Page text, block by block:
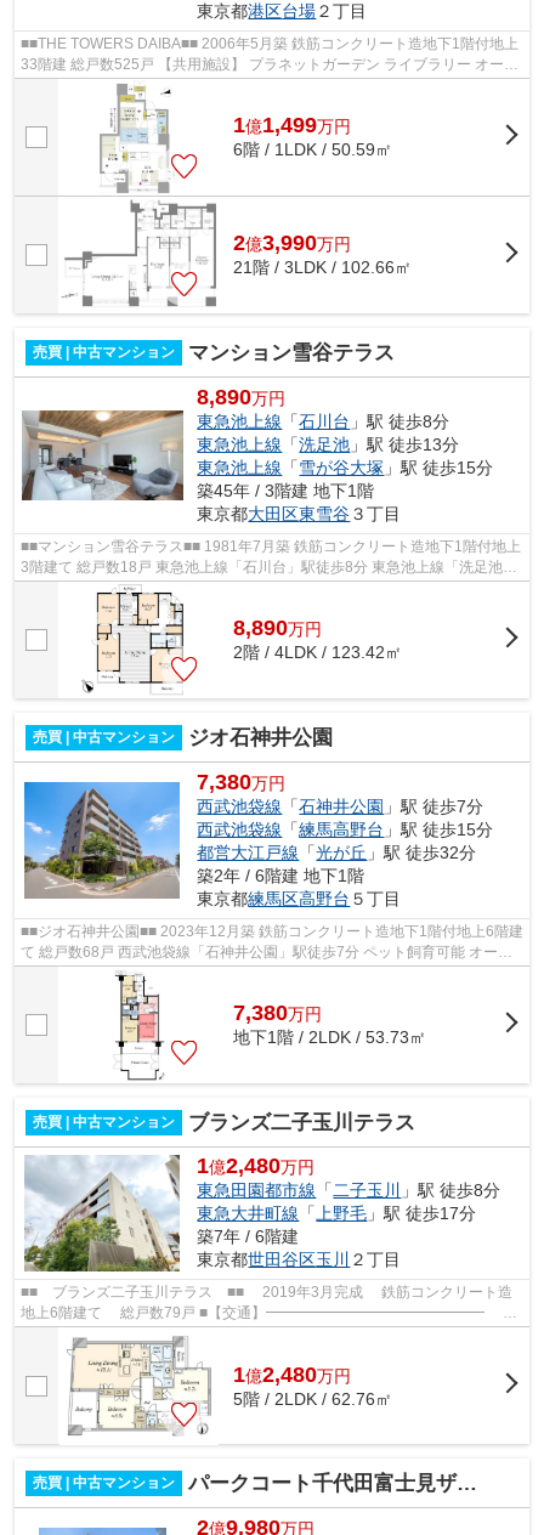
東京都港区台場２丁目
■■THE TOWERS DAIBA■■ 2006年5月築 鉄筋コンクリート造地下1階付地上
33階建 総戸数525戸 【共用施設】 プラネットガーデン ライブラリー オーケ
ーお台場店 ゲストルーム レジデンス...
1億1,499万円
6階 / 1LDK / 50.59㎡
2億3,990万円
21階 / 3LDK / 102.66㎡
売買 | 中古マンション マンション雪谷テラス
8,890万円
東急池上線 「石川台 」駅 徒歩8分
東急池上線 「洗足池 」駅 徒歩13分
東急池上線 「雪が谷大塚 」駅 徒歩15分
築45年 / 3階建 地下1階
東京都大田区東雪谷３丁目
■■マンション雪谷テラス■■ 1981年7月築 鉄筋コンクリート造地下1階付地上
3階建て 総戸数18戸 東急池上線「石川台」駅徒歩8分 東急池上線「洗足池」
駅徒歩13分 耐震基準適合証明書発...
8,890万円
2階 / 4LDK / 123.42㎡
売買 | 中古マンション ジオ石神井公園
7,380万円
西武池袋線 「石神井公園 」駅 徒歩7分
西武池袋線 「練馬高野台 」駅 徒歩15分
都営大江戸線 「光が丘 」駅 徒歩32分
築2年 / 6階建 地下1階
東京都練馬区高野台 ５丁目
■■ジオ石神井公園■■ 2023年12月築 鉄筋コンクリート造地下1階付地上6階建
て 総戸数68戸 西武池袋線「石神井公園」駅徒歩7分 ペット飼育可能 オート
ロック 宅配ボックス 【周辺環境...
7,380万円
地下1階 / 2LDK / 53.73㎡
売買 | 中古マンション ブランズ二子玉川テラス
1億2,480万円
東急田園都市線 「二子玉川
」駅 徒歩8分
東急大井町線 「上野毛 」駅 徒歩17分
築7年 / 6階建
東京都世田谷区玉川 ２丁目
■■ ブランズ二子玉川テラス ■■ 2019年3月完成 鉄筋コンクリート造
地上6階建て 総戸数79戸 ■【交通】━━━━━━━━━━━━━━━ 東
1億2,480万円
5階 / 2LDK / 62.76㎡
売買 | 中古マンション パークコート千代田富士見ザ・タワー
2億9,980万円